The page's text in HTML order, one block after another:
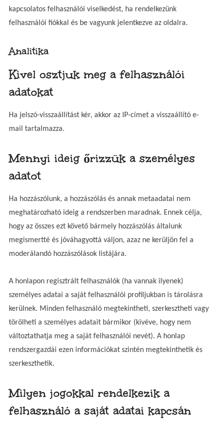
kapcsolatos felhasználói viselkedést, ha rendelkezünk
felhasználói fiókkal és be vagyunk jelentkezve az oldalra.
Analitika
Kivel osztjuk meg a felhasználói
adatokat
Ha jelszó-visszaállítást kér, akkor az IP-címet a visszaállító e-
mail tartalmazza.
Mennyi ideig őrizzük a személyes
adatot
Ha hozzászólunk, a hozzászólás és annak metaadatai nem
meghatározható ideig a rendszerben maradnak. Ennek célja,
hogy az összes ezt követő bármely hozzászólás általunk
megismertté és jóváhagyottá váljon, azaz ne kerüljön fel a
moderálandó hozzászólások listájára.
A honlapon regisztrált felhasználók (ha vannak ilyenek)
személyes adatai a saját felhasználói profiljukban is tárolásra
kerülnek. Minden felhasználó megtekintheti, szerkesztheti vagy
törölheti a személyes adatait bármikor (kivéve, hogy nem
változtathatja meg a saját felhasználói nevét). A honlap
rendszergazdái ezen információkat szintén megtekinthetik és
szerkeszthetik.
Milyen jogokkal rendelkezik a
felhasználó a saját adatai kapcsán